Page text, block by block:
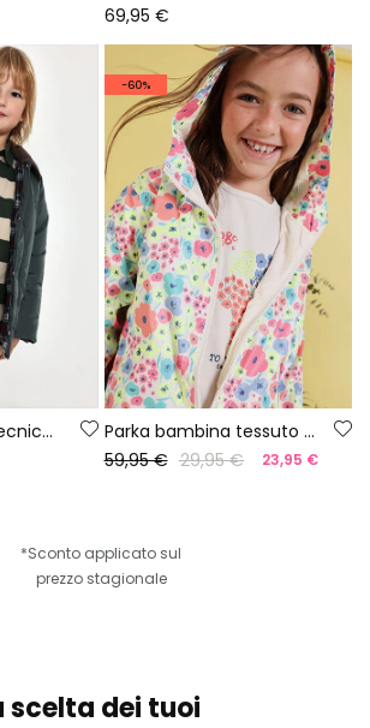
69,95 €
Parka in tessuto tecnico bambino verde
-60%
Parka bambina tessuto tecnico stampato fiori
59,95 € 29,95 € 23,95 €
*Sconto applicato sul
prezzo stagionale
scelta dei tuoi